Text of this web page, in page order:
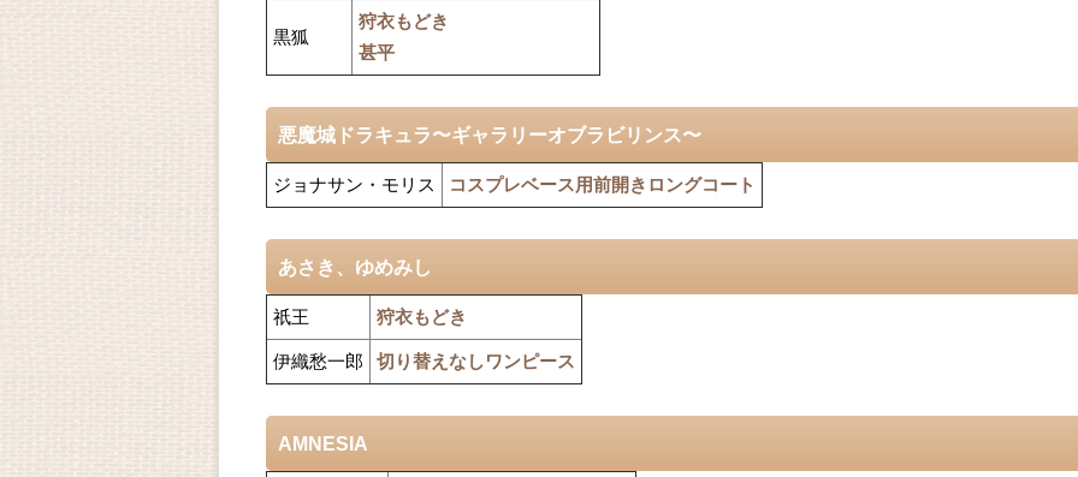
黒狐
狩衣もどき
甚平
悪魔城ドラキュラ〜ギャラリーオブラビリンス〜
ジョナサン・モリス コスプレベース用前開きロングコート
あさき、ゆめみし
祇王 狩衣もどき
伊織愁一郎 切り替えなしワンピース
AMNESIA